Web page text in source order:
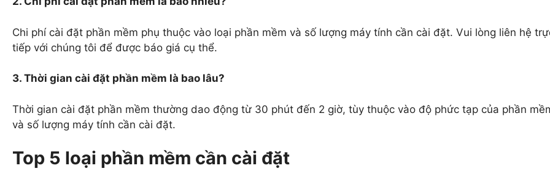
Chi phí cài đặt phần mềm phụ thuộc vào loại phần mềm và số lượng máy tính cần cài đặt. Vui lòng liên hệ
tiếp với chúng tôi để được báo giá cụ thể.
3. Thời gian cài đặt phần mềm là bao lâu?
Thời gian cài đặt phần mềm thường dao động từ 30 phút đến 2 giờ, tùy thuộc vào độ phức tạp của phần
và số lượng máy tính cần cài đặt.
Top 5 loại phần mềm cần cài đặt